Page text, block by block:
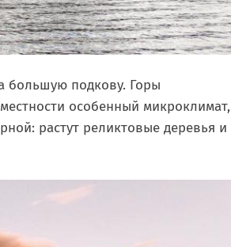
большую подкову. Горы
особенный микроклимат,
растут реликтовые деревья и